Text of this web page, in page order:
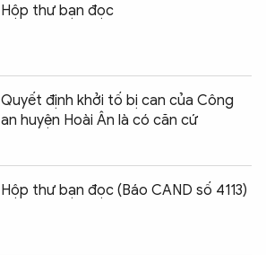
Hộp thư bạn đọc
Quyết định khởi tố bị can của Công
an huyện Hoài Ân là có căn cứ
Hộp thư bạn đọc (Báo CAND số 4113)